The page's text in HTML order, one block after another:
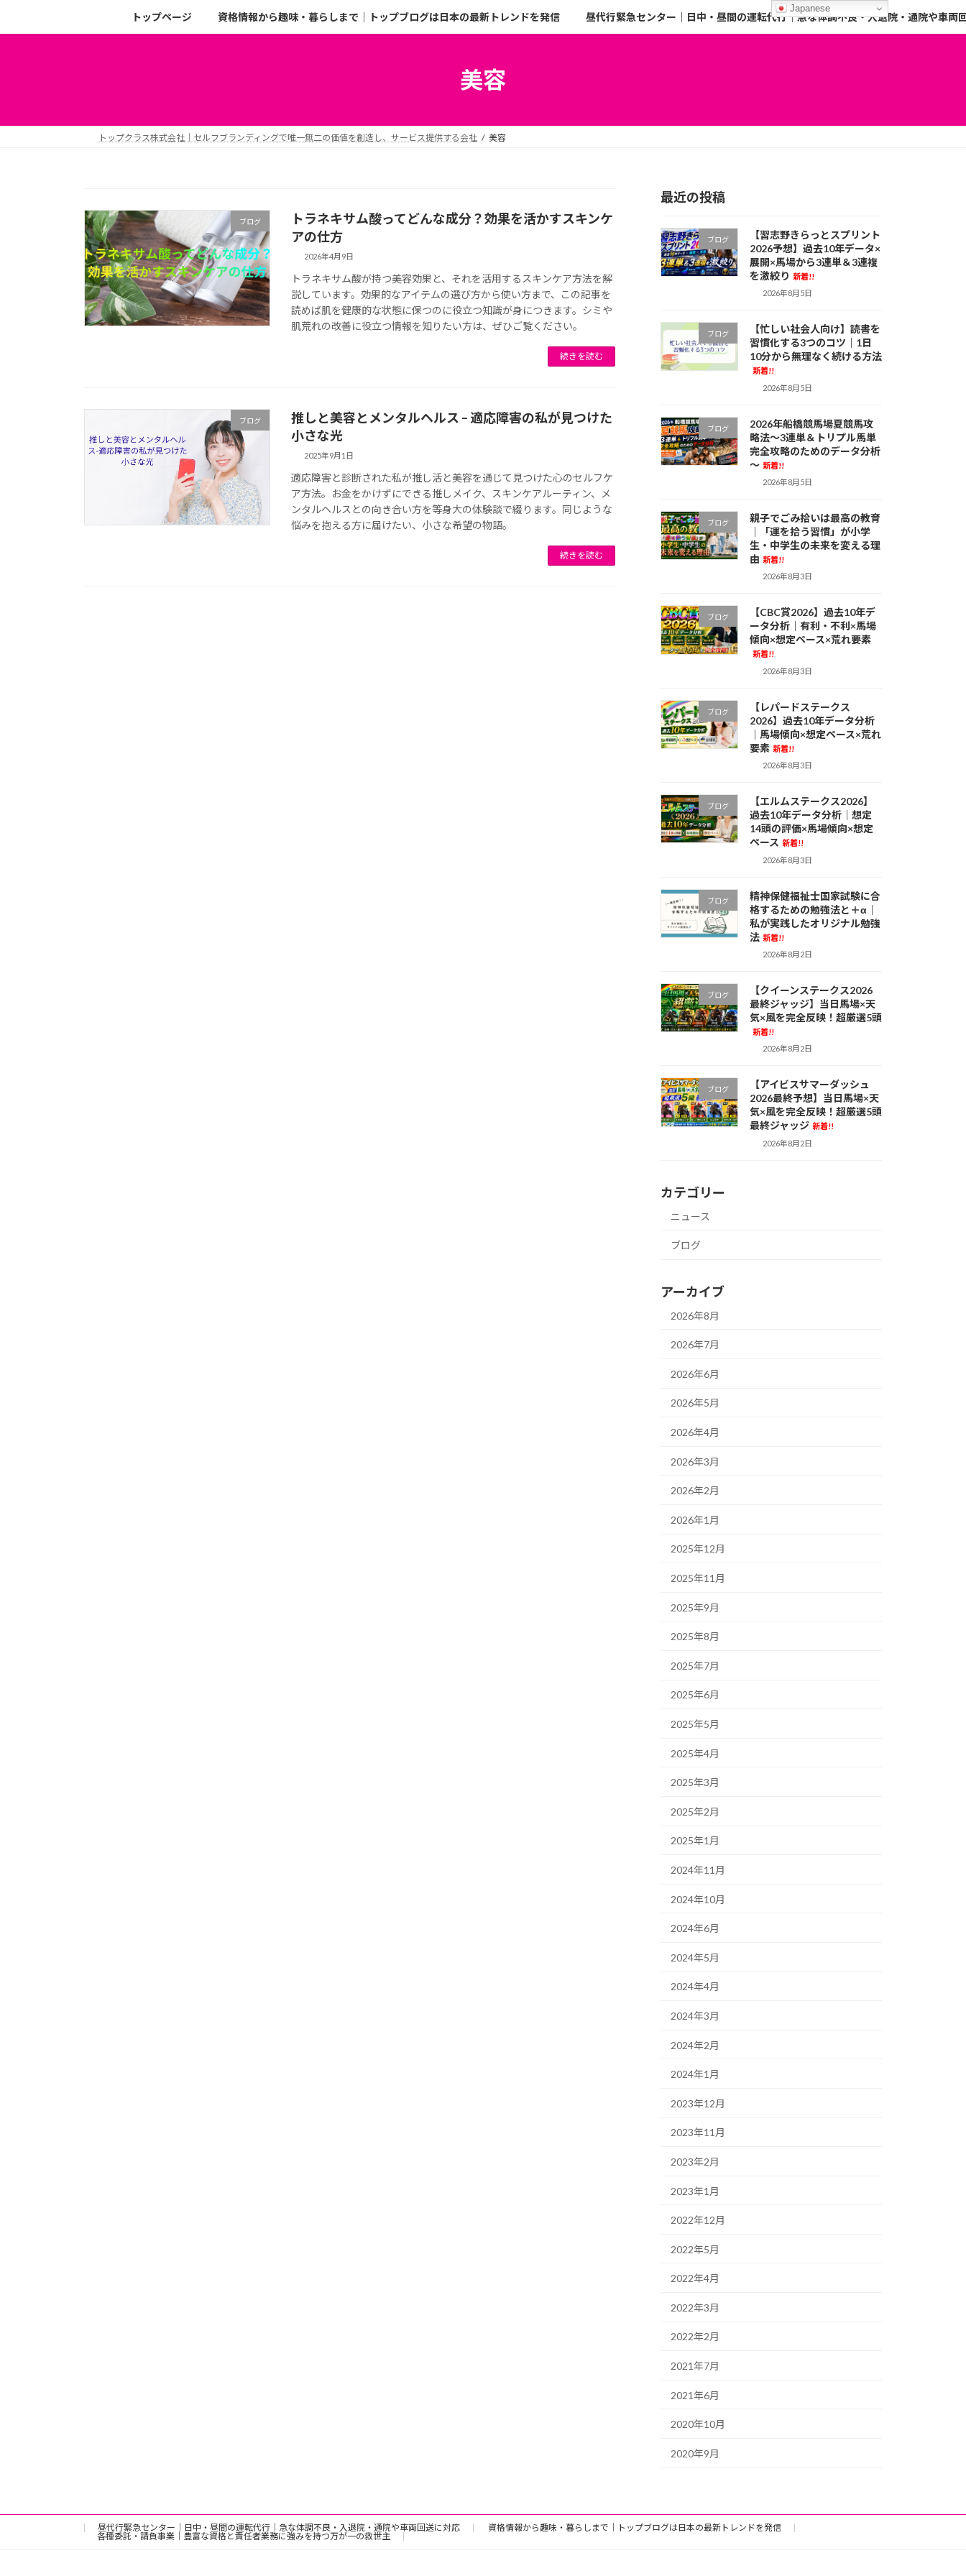
トップページ 資格情報から趣味・暮らしまで｜トップブログは日本の最新トレンドを発信 昼代行緊急センター｜日中・昼間の運転代行｜急な体調不良・入退院・通院や車両
美容
トップクラス株式会社｜セルフブランディングで唯一無二の価値を創造し、サービス提供する会社 美容
ブログ
トラネキサム酸ってどんな成分？効果を活かすスキンケ
アの仕方
2026年4月9日
トラネキサム酸が持つ美容効果と、それを活用するスキンケア方法を解
説しています。効果的なアイテムの選び方から使い方まで、この記事を
読めば肌を健康的な状態に保つのに役立つ知識が身につきます。シミや
肌荒れの改善に役立つ情報を知りたい方は、ぜひご覧ください。
続きを読む
ブログ
推しと美容とメンタルヘルス – 適応障害の私が見つけた
小さな光
2025年9月1日
適応障害と診断された私が推し活と美容を通じて見つけた心のセルフケ
ア方法。お金をかけずにできる推しメイク、スキンケアルーティン、メ
ンタルヘルスとの向き合い方を等身大の体験談で綴ります。同じような
悩みを抱える方に届けたい、小さな希望の物語。
続きを読む
最近の投稿
ブログ
【習志野きらっとスプリント
2026予想】過去10年データ×
展開×馬場から3連単＆3連複
を激絞り 新着!!
2026年8月5日
ブログ
【忙しい社会人向け】読書を
習慣化する3つのコツ｜1日
10分から無理なく続ける方法
新着!!
2026年8月5日
ブログ
2026年船橋競馬場夏競馬攻
略法～3連単＆トリプル馬単
完全攻略のためのデータ分析
～ 新着!!
2026年8月5日
ブログ
親子でごみ拾いは最高の教育
｜「運を拾う習慣」が小学
生・中学生の未来を変える理
由 新着!!
2026年8月3日
ブログ
【CBC賞2026】過去10年デ
ータ分析｜有利・不利×馬場
傾向×想定ペース×荒れ要素
新着!!
2026年8月3日
ブログ
【レパードステークス
2026】過去10年データ分析
｜馬場傾向×想定ペース×荒れ
要素 新着!!
2026年8月3日
ブログ
【エルムステークス2026】
過去10年データ分析｜想定
14頭の評価×馬場傾向×想定
ペース 新着!!
2026年8月3日
ブログ
精神保健福祉士国家試験に合
格するための勉強法と＋α｜
私が実践したオリジナル勉強
法 新着!!
2026年8月2日
ブログ
【クイーンステークス2026
最終ジャッジ】当日馬場×天
気×風を完全反映！超厳選5頭
新着!!
2026年8月2日
ブログ
【アイビスサマーダッシュ
2026最終予想】当日馬場×天
気×風を完全反映！超厳選5頭
最終ジャッジ 新着!!
2026年8月2日
カテゴリー
ニュース
ブログ
アーカイブ
2026年8月
2026年7月
2026年6月
2026年5月
2026年4月
2026年3月
2026年2月
2026年1月
2025年12月
2025年11月
2025年9月
2025年8月
2025年7月
2025年6月
2025年5月
2025年4月
2025年3月
2025年2月
2025年1月
2024年11月
2024年10月
2024年6月
2024年5月
2024年4月
2024年3月
2024年2月
2024年1月
2023年12月
2023年11月
2023年2月
2023年1月
2022年12月
2022年5月
2022年4月
2022年3月
2022年2月
2021年7月
2021年6月
2020年10月
2020年9月
昼代行緊急センター｜日中・昼間の運転代行｜急な体調不良・入退院・通院や車両回送に対応
資格情報から趣味・暮らしまで｜トップブログは日本の最新トレンドを発信
各種委託・請負事業｜豊富な資格と責任者業務に強みを持つ万が一の救世主
Japanese